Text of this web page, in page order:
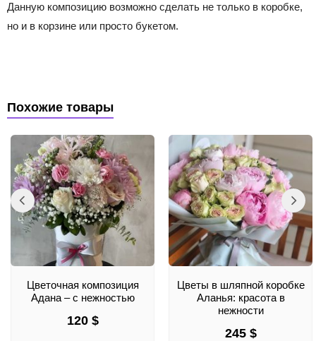
Данную композицию возможно сделать не только в коробке,
но и в корзине или просто букетом.
Похожие товары
Цветочная композиция
Адана – с нежностью
120 $
Цветы в шляпной коробке
Аланья: красота в
нежности
245 $